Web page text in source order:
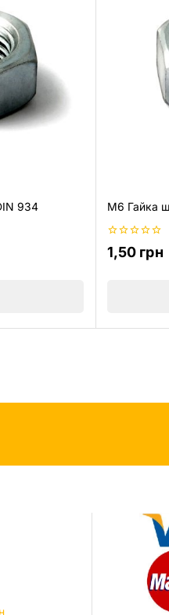
934 M6 Гайка
0
з
1,50 грн